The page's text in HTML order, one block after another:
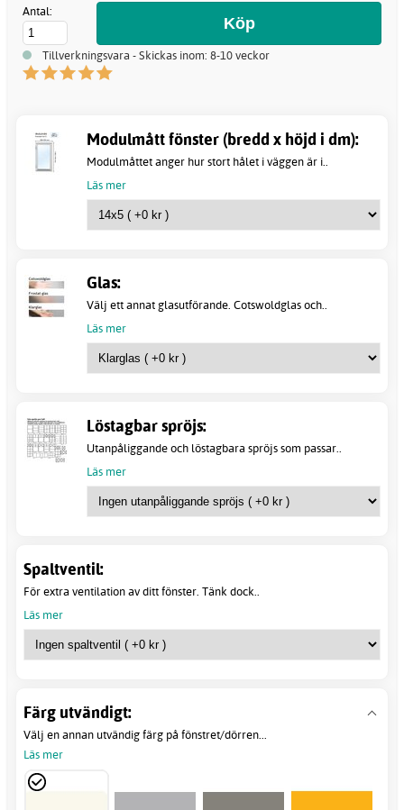
Antal:
Tillverkningsvara - Skickas inom: 8-10 veckor
Modulmått fönster (bredd x höjd i dm):
Modulmåttet anger hur stort hålet i väggen är i..
Läs mer
Glas:
Välj ett annat glasutförande. Cotswoldglas och..
Läs mer
Löstagbar spröjs:
Utanpåliggande och löstagbara spröjs som passar..
Läs mer
Spaltventil:
För extra ventilation av ditt fönster. Tänk dock..
Läs mer
Färg utvändigt:
Välj en annan utvändig färg på fönstret/dörren...
Läs mer